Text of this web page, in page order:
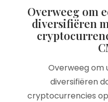
Overweeg om
diversifiëren
Overweeg om
diversifiëren
cryptocurrencies